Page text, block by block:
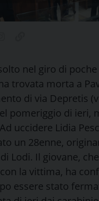
nel giro di
trovata morta a
di via Depretis
pomeriggio di ieri,
uccidere Lidia
un 28enne,
Lodi. Il giovane,
la vittima, ha
essere stato